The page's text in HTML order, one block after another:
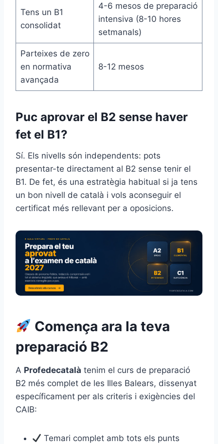
Tens un B1
consolidat
4-6 mesos de preparació
intensiva (8-10 hores
setmanals)
Parteixes de zero
en normativa
avançada
8-12 mesos
Puc aprovar el B2 sense haver
fet el B1?
Sí. Els nivells són independents: pots
presentar-te directament al B2 sense tenir el
B1. De fet, és una estratègia habitual si ja tens
un bon nivell de català i vols aconseguir el
certificat més rellevant per a oposicions.
Comença ara la teva
preparació B2
A Profedecatalà tenim el curs de preparació
B2 més complet de les Illes Balears, dissenyat
específicament per als criteris i exigències del
CAIB:
Temari complet amb tots els punts